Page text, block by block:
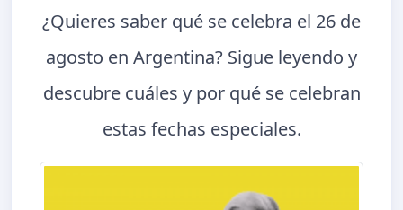
¿Quieres saber qué se celebra el 26 de
agosto en Argentina? Sigue leyendo y
descubre cuáles y por qué se celebran
estas fechas especiales.